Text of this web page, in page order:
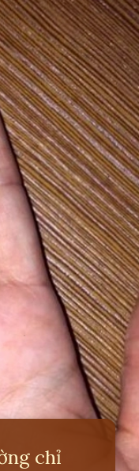
https://erci.edu.vn/xem-ban-tay-doan-van-menh
chỉ